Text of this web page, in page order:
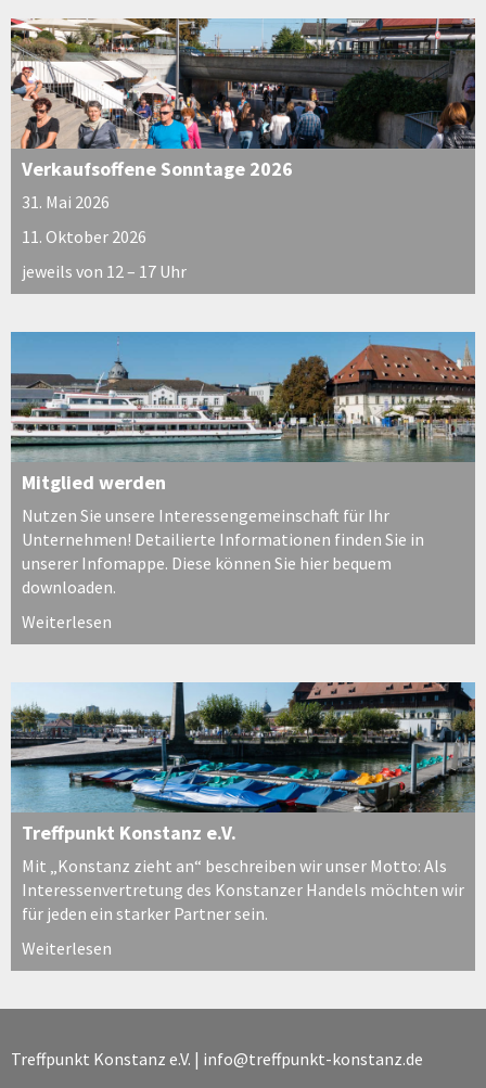
Verkaufsoffene Sonntage 2026
31. Mai 2026
11. Oktober 2026
jeweils von 12 – 17 Uhr
Mitglied werden
Nutzen Sie unsere Interessengemeinschaft für Ihr
Unternehmen! Detailierte Informationen finden Sie in
unserer Infomappe. Diese können Sie hier bequem
downloaden.
Weiterlesen
Treffpunkt Konstanz e.V.
Mit „Konstanz zieht an“ beschreiben wir unser Motto: Als
Interessenvertretung des Konstanzer Handels möchten wir
für jeden ein starker Partner sein.
Weiterlesen
Treffpunkt Konstanz e.V. | info@treffpunkt-konstanz.de